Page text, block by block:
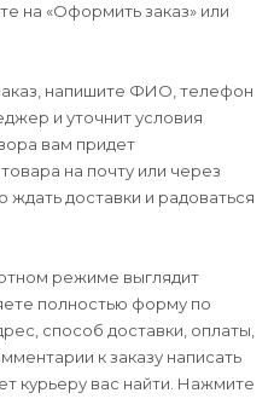
на «Оформить заказ» или
напишите ФИО, телефон
и уточнит условия
вам придет
на почту или через
доставки и радоваться
режиме выглядит
полностью форму по
способ доставки, оплаты,
к заказу написать
курьеру вас найти. Нажмите